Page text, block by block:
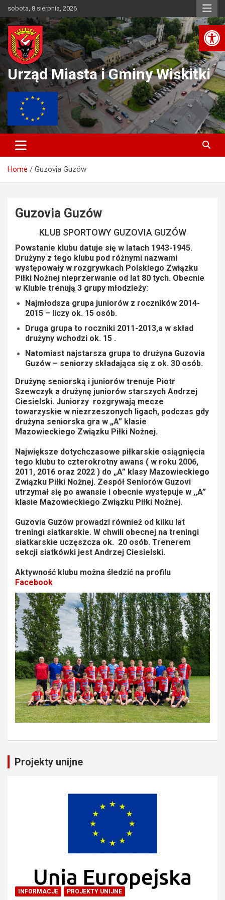
to
content
sobota, 8 sierpnia, 2026
Urząd Miasta i Gminy Wiskitki
Home Guzovia Guzów
Guzovia Guzów
KLUB SPORTOWY GUZOVIA GUZÓW
Powstanie klubu datuje się w latach 1943-1945.
Drużyny z tego klubu pod różnymi nazwami
występowały w rozgrywkach Polskiego Związku
Piłki Nożnej nieprzerwanie od lat 80 tych. Obecnie
w Klubie trenują 3 grupy młodzieży:
Najmłodsza grupa juniorów z roczników 2014-
2015 – liczy ok. 15 osób.
Druga grupa to roczniki 2011-2013,a w skład
drużyny wchodzi ok. 15 .
Natomiast najstarsza grupa to drużyna Guzovia
Guzów – seniorzy składająca się z ok. 30 osób.
Drużynę seniorską i juniorów trenuje Piotr
Szewczyk a drużynę juniorów starszych Andrzej
Ciesielski. Juniorzy rozgrywają mecze
towarzyskie w niezrzeszonych ligach, podczas gdy
drużyna seniorska gra w „A” klasie
Mazowieckiego Związku Piłki Nożnej.
Największe dotychczasowe piłkarskie osiągnięcia
tego klubu to czterokrotny awans ( w roku 2006,
2011, 2016 oraz 2022 ) do „A” klasy Mazowieckiego
Związku Piłki Nożnej. Zespół Seniorów Guzovi
utrzymał się po awansie i obecnie występuje w ,,A”
klasie Mazowieckiego Związku Piłki Nożnej.
Guzovia Guzów prowadzi również od kilku lat
treningi siatkarskie. W chwili obecnej na treningi
siatkarskie uczęszcza ok. 20 osób. Trenerem
sekcji siatkówki jest Andrzej Ciesielski.
Aktywność klubu można śledzić na profilu
Facebook
Projekty unijne
INFORMACJE PROJEKTY UNIJNE